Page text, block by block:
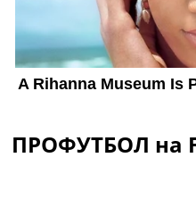
ПРОФУТБОЛ на